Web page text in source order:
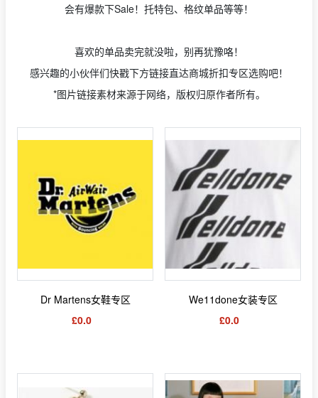
会有爆款下Sale！托特包、格纹单品等等！
喜欢的单品卖完就没啦，别再犹豫咯！
感兴趣的小伙伴们快戳下方链接直达商城折扣专区选购吧！
*图片链接素材来源于网络，版权归原作者所有。
Dr Martens女鞋专区
£0.0
We11done女装专区
£0.0